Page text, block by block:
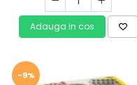
Adauga in cos
-9%